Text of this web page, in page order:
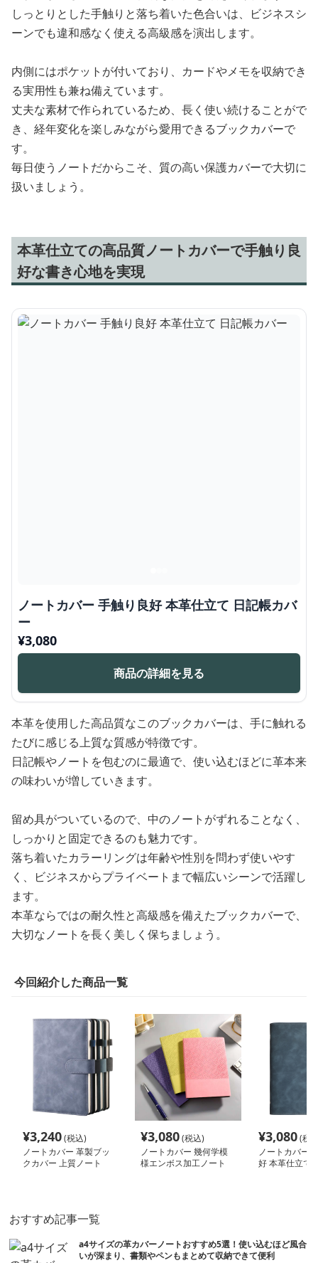
しっとりとした手触りと落ち着いた色合いは、ビジネスシ
ーンでも違和感なく使える高級感を演出します。
内側にはポケットが付いており、カードやメモを収納でき
る実用性も兼ね備えています。
丈夫な素材で作られているため、長く使い続けることがで
き、経年変化を楽しみながら愛用できるブックカバーで
す。
毎日使うノートだからこそ、質の高い保護カバーで大切に
扱いましょう。
本革仕立ての高品質ノートカバーで手触り良
好な書き心地を実現
ノートカバー 手触り良好 本革仕立て 日記帳カバ
ー
¥3,080
商品の詳細を見る
本革を使用した高品質なこのブックカバーは、手に触れる
たびに感じる上質な質感が特徴です。
日記帳やノートを包むのに最適で、使い込むほどに革本来
の味わいが増していきます。
留め具がついているので、中のノートがずれることなく、
しっかりと固定できるのも魅力です。
落ち着いたカラーリングは年齢や性別を問わず使いやす
く、ビジネスからプライベートまで幅広いシーンで活躍し
ます。
本革ならではの耐久性と高級感を備えたブックカバーで、
大切なノートを長く美しく保ちましょう。
今回紹介した商品一覧
¥3,240(税込)
ノートカバー 革製ブッ
クカバー 上質ノート
¥3,080(税込)
ノートカバー 幾何学模
様エンボス加工ノート
¥3,080(税
ノートカバー
好 本革仕立て
おすすめ記事一覧
a4サイズの革カバーノートおすすめ5選！使い込むほど風合
いが深まり、書類やペンもまとめて収納できて便利